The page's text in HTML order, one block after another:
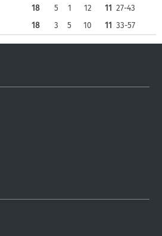
18 5 1 12 11 27-43
18 3 5 10 11 33-57